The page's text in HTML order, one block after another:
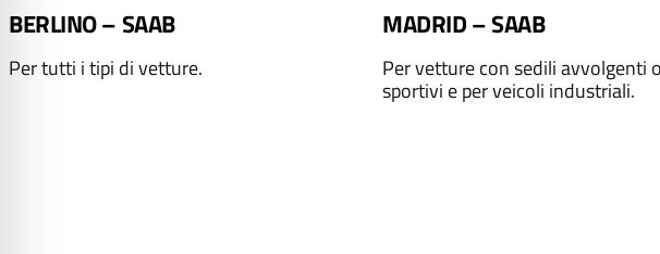
BERLINO – SAAB
Per tutti i tipi di vetture.
MADRID – SAAB
Per vetture con sedili avvolgenti o
sportivi e per veicoli industriali.